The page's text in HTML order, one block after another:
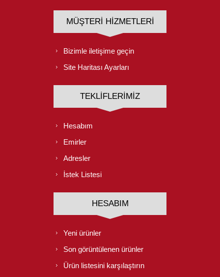
MÜŞTERI HIZMETLERI
Bizimle iletişime geçin
Site Haritası Ayarları
TEKLIFLERIMIZ
Hesabım
Emirler
Adresler
İstek Listesi
HESABIM
Yeni ürünler
Son görüntülenen ürünler
Ürün listesini karşılaştırın